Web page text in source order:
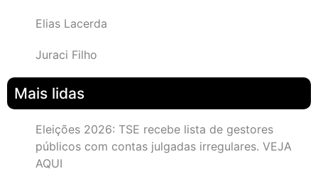
Elias Lacerda
Juraci Filho
Mais lidas
Eleições 2026: TSE recebe lista de gestores
públicos com contas julgadas irregulares. VEJA
AQUI